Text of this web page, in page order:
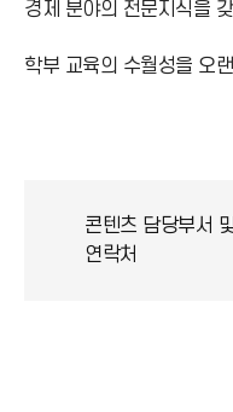
경제 분야의 전문지식을
학부 교육의 수월성을 오
콘텐츠 담당부서
연락처